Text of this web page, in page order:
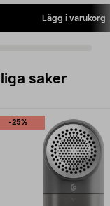
Lägg i varukorg
saker
-25%